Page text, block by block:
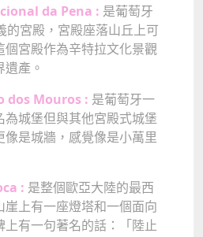
da Pena : 是葡萄牙
的宮殿，宮殿座落山丘上可
個宮殿作為辛特拉文化景觀
產。
dos Mouros : 是葡萄牙一
為城堡但與其他宮殿式城堡
像是城牆，感覺像是小萬里
: 是整個歐亞大陸的最西
崖上有一座燈塔和一個面向
上有一句著名的話：「陸止